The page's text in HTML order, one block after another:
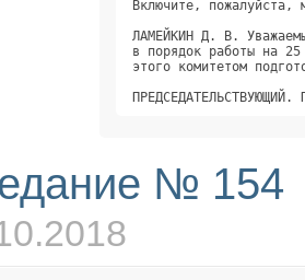
Включите,
ЛАМЕЙКИН Д. В.
в порядок работы на
этого
№ 154